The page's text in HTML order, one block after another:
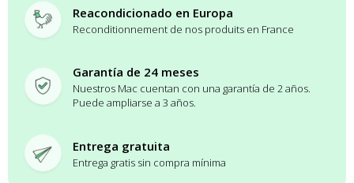
Reacondicionado en Europa
Reconditionnement de nos produits en France
Garantía de 24 meses
Nuestros Mac cuentan con una garantía de 2 años.
Puede ampliarse a 3 años.
Entrega gratuita
Entrega gratis sin compra mínima